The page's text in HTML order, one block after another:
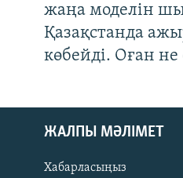
жаңа моделін
Қазақстанда
көбейді. Оған не
ЖАЛПЫ МӘЛІМЕТ
Хабарласыңыз